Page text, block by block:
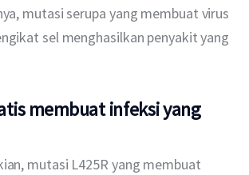
mutasi serupa yang membuat virus
sel menghasilkan penyakit yang
membuat infeksi yang
mutasi L425R yang membuat